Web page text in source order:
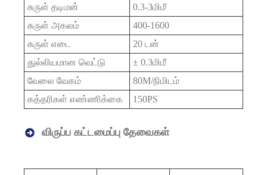
சுருள் தடிமன்
0.3-3மிமீ
சுருள் அகலம்
400-1600
சுருள் எடை
20 டன்
துல்லியமான வெட்டு
± 0.3மிமீ
வேலை வேகம்
80M/நிமிடம்
கத்தரிகள் எண்ணிக்கை
150PS
விருப்ப கட்டமைப்பு தேவைகள்